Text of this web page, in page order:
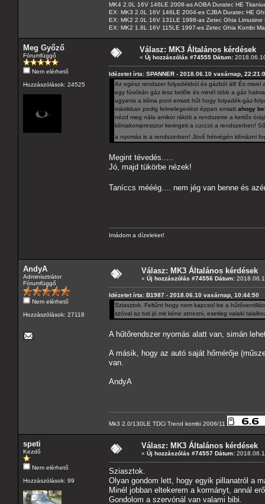
MK4 2.0L 16V 146LE 2008-as AOBA Duratec HE
EX: MK3 2.0L 16V 146LE 2004-es CJBA Duratec HE
EX: MK2 2.0L 16V 131LE 1998-as Zetec Ghia Limusine
EX: MK2 1.8L 16V 115LE 1997-es Zetec Ghia Kombi
Meg Győző
Fórumfüggő
Nem elérhető
Hozzászólások: 24525
Válasz: MK3 Általános kérdések
« Új hozzászólás #74555 Dátum:
Idézetet írta: SPANNER - 2018.06.10 vasárnap,
Az egész rendszer folyadékból és gázból áll! És
egy fúvókán gáz lesz belőle és minél több a gáz
ugyanis a klíma pont emiatt hűt hogy folyadék-gáz-
másikban pedig felmelegedést éppen emiatt ahogy
nézd meg nála amikor ráköti a rendszerre a kettős
klímakompresszor keringeti a cuccot a rendszerben!
a nyomás is a rendszerben! Jövő hétvégén klímázni
Megint tévedés.....
Jó, majd tükörbe nézek!
Taníccs mééég.... nem jég van benne és
Imádom a dízeleket!
AndyA
Adminisztrátor
Fórumfüggő
Nem elérhető
Hozzászólások: 27118
Válasz: MK3 Általános kérdések
« Új hozzászólás #74556 Dátum:
Idézetet írta: B1987 - 2018.06.10 vasárnap, 10:44:50
Sziasztok. Feltűnt hogy nem kapcsol be a
szóval az tuti jó.mit kéne atnezni, esetleg valaki
A hűtőrendszer nyomás alatt van, simán
A másik, hogy az autó saját hőmérője
van.
AndyA
Mk3 2.0/130LE TDCi Trend kombi 2006/11
speti
Kezdő
Nem elérhető
Hozzászólások: 99
Válasz: MK3 Általános kérdések
« Új hozzászólás #74557 Dátum:
Sziasztok.
Olyan gondom lett, hogy egyik pillanatról a
Minél jobban eltekerem a kormányt, annál
Gondolom a szervónál van valami bibi.